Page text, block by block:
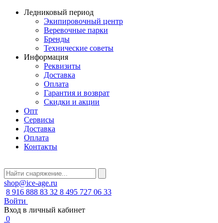
Ледниковый период
Экипировочный центр
Веревочные парки
Бренды
Технические советы
Информация
Реквизиты
Доставка
Оплата
Гарантия и возврат
Скидки и акции
Опт
Сервисы
Доставка
Оплата
Контакты
shop@ice-age.ru
8 916 888 83 32 8 495 727 06 33
Войти
Вход в личный кабинет
0